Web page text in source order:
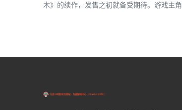
木》的续作，发售之初就备受期待。游戏主